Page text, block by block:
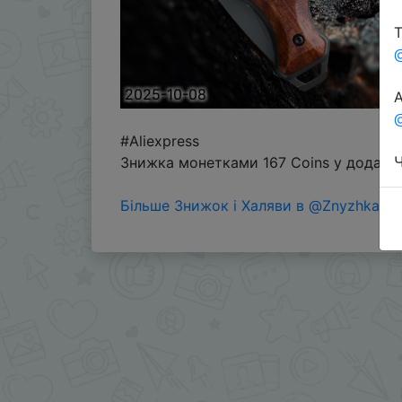
2025-10-08
#Aliexpress
Знижка монетками 167 Coins у
Більше Знижок і Халяви в @ZnyzhkaUA